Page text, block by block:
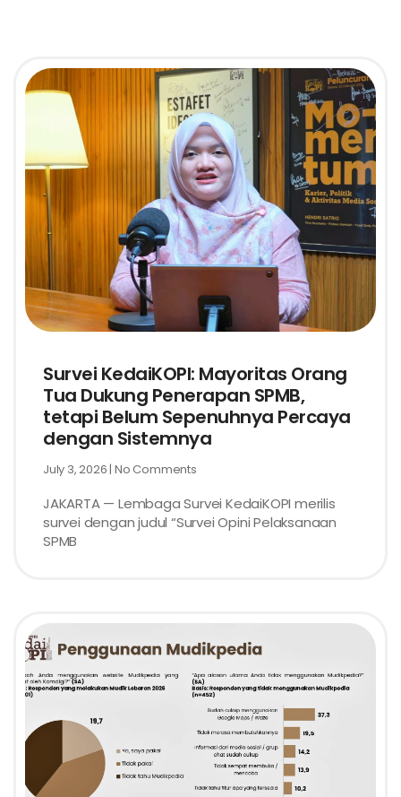
Survei KedaiKOPI: Mayoritas Orang
Tua Dukung Penerapan SPMB,
tetapi Belum Sepenuhnya Percaya
dengan Sistemnya
July 3, 2026 No Comments
JAKARTA — Lembaga Survei KedaiKOPI merilis
survei dengan judul “Survei Opini Pelaksanaan
SPMB